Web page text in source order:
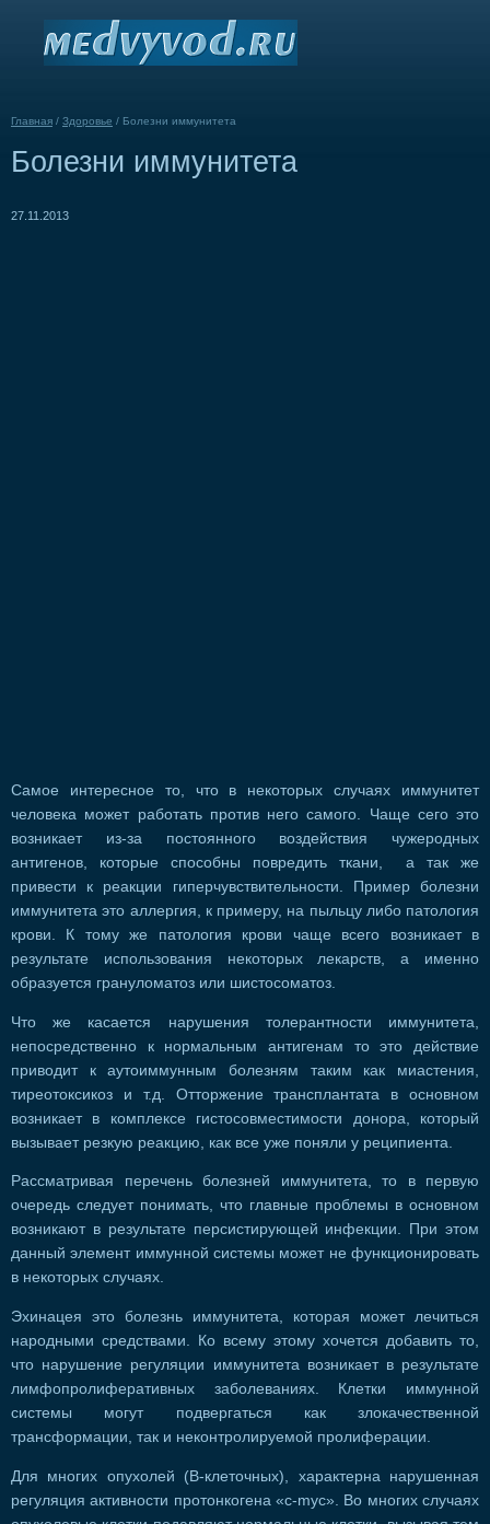
Главная / Здоровье / Болезни иммунитета
Болезни иммунитета
27.11.2013
Самое интересное то, что в некоторых случаях иммунитет
человека может работать против него самого. Чаще сего это
возникает из-за постоянного воздействия чужеродных
антигенов, которые способны повредить ткани, а так же
привести к реакции гиперчувствительности. Пример болезни
иммунитета это аллергия, к примеру, на пыльцу либо патология
крови. К тому же патология крови чаще всего возникает в
результате использования некоторых лекарств, а именно
образуется грануломатоз или шистосоматоз.
Что же касается нарушения толерантности иммунитета,
непосредственно к нормальным антигенам то это действие
приводит к аутоиммунным болезням таким как миастения,
тиреотоксикоз и т.д. Отторжение трансплантата в основном
возникает в комплексе гистосовместимости донора, который
вызывает резкую реакцию, как все уже поняли у реципиента.
Рассматривая перечень болезней иммунитета, то в первую
очередь следует понимать, что главные проблемы в основном
возникают в результате персистирующей инфекции. При этом
данный элемент иммунной системы может не функционировать
в некоторых случаях.
Эхинацея это болезнь иммунитета, которая может лечиться
народными средствами. Ко всему этому хочется добавить то,
что нарушение регуляции иммунитета возникает в результате
лимфопролиферативных заболеваниях. Клетки иммунной
системы могут подвергаться как злокачественной
трансформации, так и неконтролируемой пролиферации.
Для многих опухолей (В-клеточных), характерна нарушенная
регуляция активности протонкогена «c-myc». Во многих случаях